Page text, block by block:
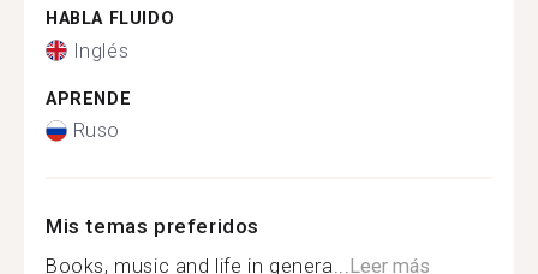
HABLA FLUIDO
Inglés
APRENDE
Ruso
Mis temas preferidos
Books, music and life in genera...Leer más